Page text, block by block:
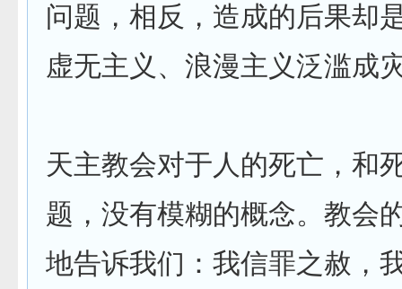
问题，相反，造成的后果却
虚无主义、浪漫主义泛滥成
天主教会对于人的死亡，和
题，没有模糊的概念。教会
地告诉我们：我信罪之赦，